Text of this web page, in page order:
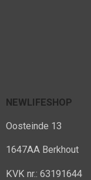
NEWLIFESHOP
Oosteinde 13
1647AA Berkhout
KVK nr.: 63191644